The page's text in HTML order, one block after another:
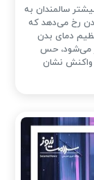
سالمندان به
رخ می‌دهد که
دمای بدن
می‌شود، حس
واکنش نشان